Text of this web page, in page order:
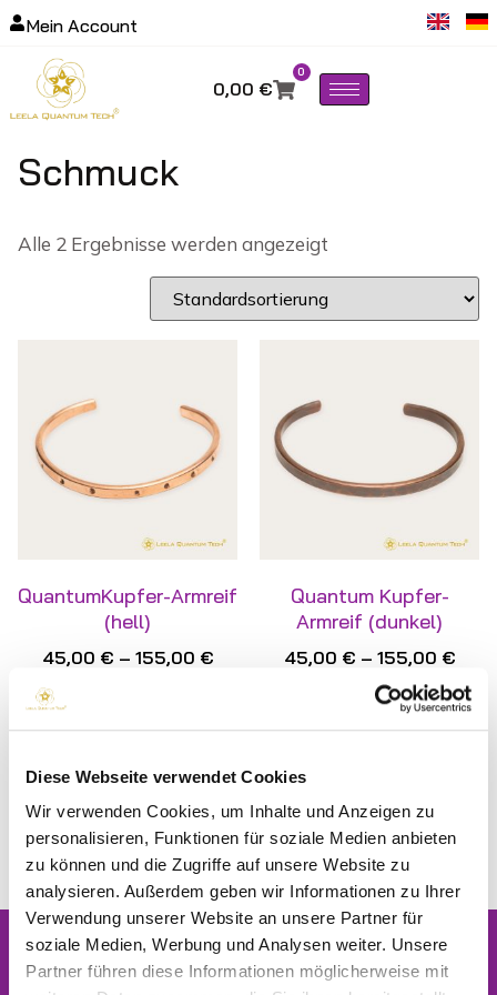
Diese Webseite verwendet Cookies
Wir verwenden Cookies, um Inhalte und Anzeigen zu
personalisieren, Funktionen für soziale Medien anbieten
zu können und die Zugriffe auf unsere Website zu
analysieren. Außerdem geben wir Informationen zu Ihrer
Verwendung unserer Website an unsere Partner für
soziale Medien, Werbung und Analysen weiter. Unsere
Partner führen diese Informationen möglicherweise mit
Mein Account
0,00 €
0
Schmuck
Alle 2 Ergebnisse werden angezeigt
QuantumKupfer-Armreif
(hell)
45,00 € – 155,00 €
AUSFÜHRUNG WÄHLEN
Quantum Kupfer-
Armreif (dunkel)
45,00 € – 155,00 €
inkl. MwSt.
AUSFÜHRUNG WÄHLEN
Newsletter
Jetzt kostenlos anmelden und10% Rabattauf die